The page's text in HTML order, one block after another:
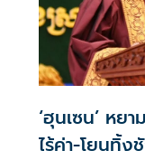
‘ฮุนเซน’ หย
ไร้ค่า-โยนทิ้